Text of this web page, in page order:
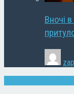
Вночі